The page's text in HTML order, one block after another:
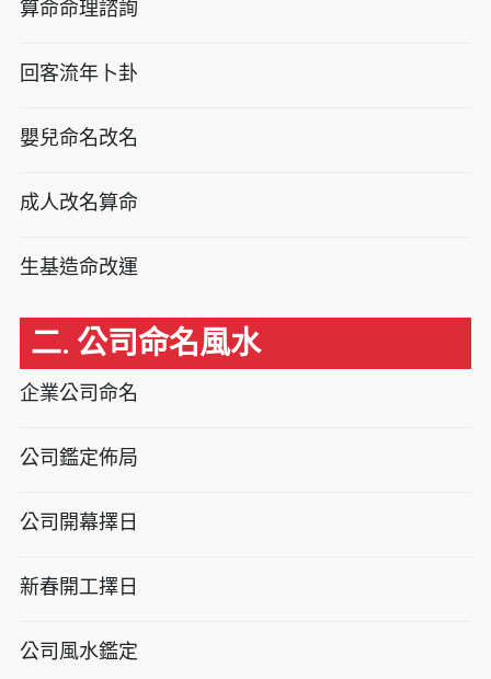
算命命理諮詢
回客流年卜卦
嬰兒命名改名
成人改名算命
生基造命改運
二. 公司命名風水
企業公司命名
公司鑑定佈局
公司開幕擇日
新春開工擇日
公司風水鑑定